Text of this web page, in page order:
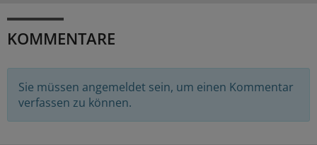
KOMMENTARE
Sie müssen angemeldet sein, um einen Kommentar
verfassen zu können.